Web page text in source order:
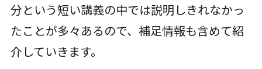
分という短い講義の中では説明しきれなかっ
たことが多々あるので、補足情報も含めて紹
介していきます。